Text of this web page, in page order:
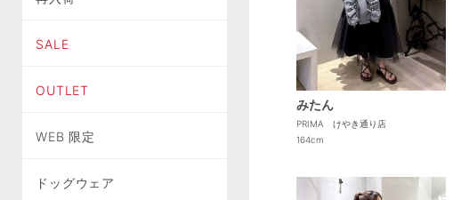
SALE
OUTLET
WEB 限定
ドッグウェア
みたん
PRIMA けやき通り店
164cm